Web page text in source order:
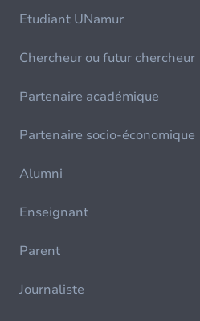
Etudiant UNamur
Chercheur ou futur chercheur
Partenaire académique
Partenaire socio-économique
Alumni
Enseignant
Parent
Journaliste